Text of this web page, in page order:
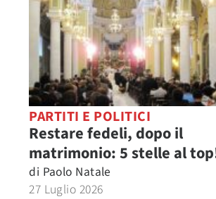
PARTITI E POLITICI
Restare fedeli, dopo il
matrimonio: 5 stelle al
di Paolo Natale
27 Luglio 2026